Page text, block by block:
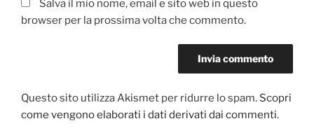
Salva il mio nome, email e sito web in questo
browser per la prossima volta che commento.
Questo sito utilizza Akismet per ridurre lo spam. Scopri
come vengono elaborati i dati derivati dai commenti.